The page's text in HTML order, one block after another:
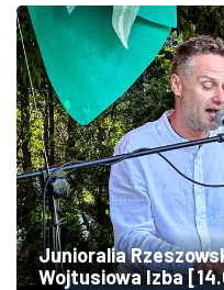
Junioralia
Wojtusiowa Izba